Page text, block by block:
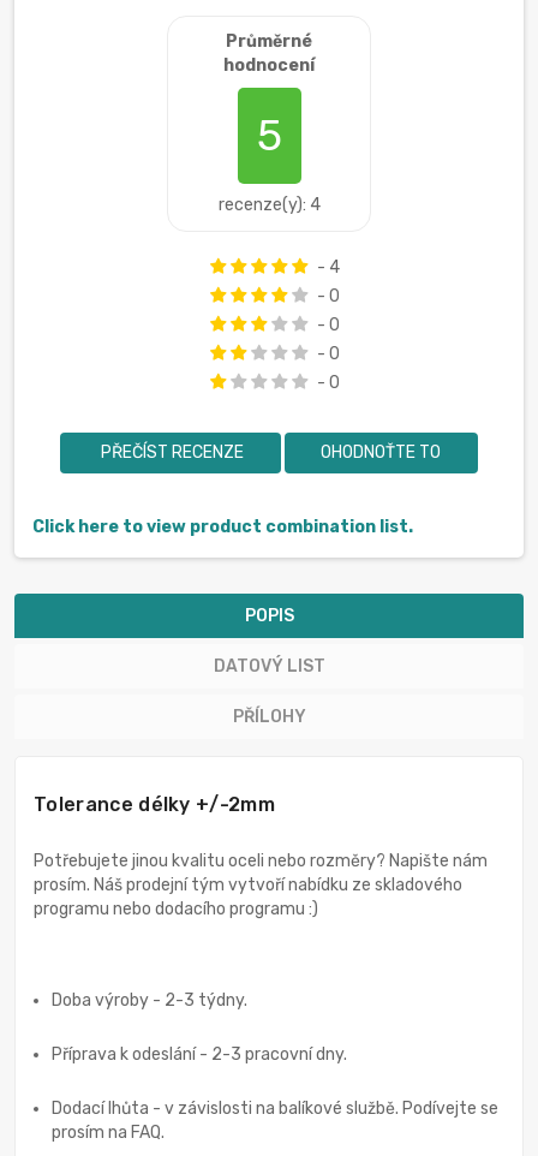
Průměrné
hodnocení
5
recenze(y): 4
- 4
- 0
- 0
- 0
- 0
PŘEČÍST RECENZE OHODNOŤTE TO
Click here to view product combination list.
POPIS
DATOVÝ LIST
PŘÍLOHY
Tolerance délky +/-2mm
Potřebujete jinou kvalitu oceli nebo rozměry? Napište nám
prosím. Náš prodejní tým vytvoří nabídku ze skladového
programu nebo dodacího programu :)
Doba výroby - 2-3 týdny.
Příprava k odeslání - 2-3 pracovní dny.
Dodací lhůta - v závislosti na balíkové službě. Podívejte se
prosím na FAQ.